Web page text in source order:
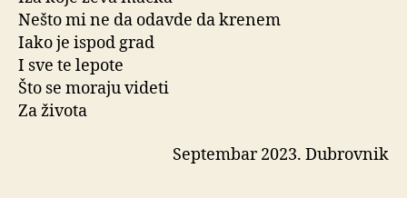
Nešto mi ne da odavde da krenem
Iako je ispod grad
I sve te lepote
Što se moraju videti
Za života
Septembar 2023. Dubrovnik